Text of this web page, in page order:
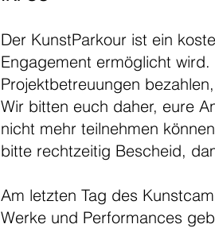
Der KunstParkour ist ein
Engagement ermöglicht
Projektbetreuungen
Wir bitten euch daher, eure
nicht mehr teilnehmen
bitte rechtzeitig Bescheid,
Am letzten Tag des
Werke und Performances